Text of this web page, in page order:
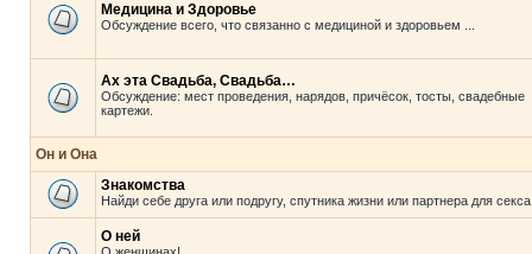
Медицина и Здоровье
Обсуждение всего, что связанно с медициной и здоровьем ...
Ах эта Свадьба, Свадьба…
Обсуждение: мест проведения, нарядов, причёсок, тосты, свадебные
картежи.
Он и Она
Знакомства
Найди себе друга или подругу, спутника жизни или партнера для
О ней